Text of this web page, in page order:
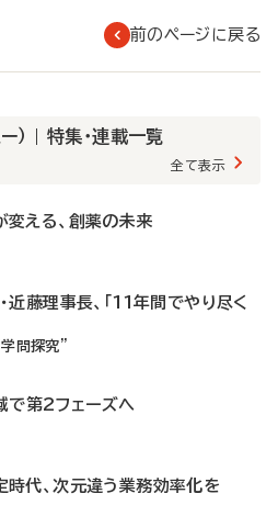
前のページに戻る
） | 特集・連載一覧
全て表示
える、創薬の未来
藤理事長、「11年間でやり尽く
問探究”
第2フェーズへ
代、次元違う業務効率化を